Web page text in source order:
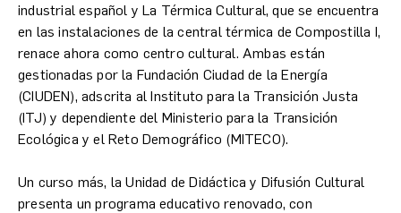
industrial español y La Térmica Cultural, que se encuentra
en las instalaciones de la central térmica de Compostilla I,
renace ahora como centro cultural. Ambas están
gestionadas por la Fundación Ciudad de la Energía
(CIUDEN), adscrita al Instituto para la Transición Justa
(ITJ) y dependiente del Ministerio para la Transición
Ecológica y el Reto Demográfico (MITECO).
Un curso más, la Unidad de Didáctica y Difusión Cultural
presenta un programa educativo renovado, con